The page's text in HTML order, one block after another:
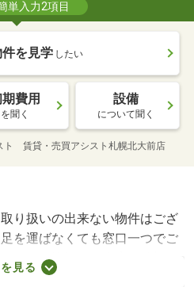
単入力2項目
を見学 したい
費用
を聞く
設備
について聞く
ト 賃貸・売買アシスト札幌北大前店
り扱いの出来ない物件はござ
を運ばなくても窓口一つでご
ッフが皆様のご来店、笑顔で
保証等：加入要（初回契約
見る